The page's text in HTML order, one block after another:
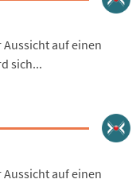
auf einen
sich...
auf einen